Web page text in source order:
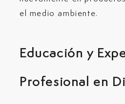
el medio ambiente.
Educación y
Profesional en